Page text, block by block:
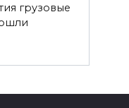
грузовые